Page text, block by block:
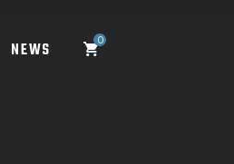
NEWS 0